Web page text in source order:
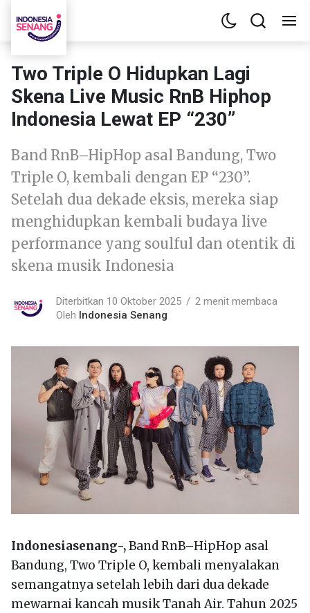
Two Triple O Hidupkan Lagi
Skena Live Music RnB Hiphop
Indonesia Lewat EP “230”
Band RnB–HipHop asal Bandung, Two
Triple O, kembali dengan EP “230”.
Setelah dua dekade eksis, mereka siap
menghidupkan kembali budaya live
performance yang soulful dan otentik di
skena musik Indonesia
Diterbitkan 10 Oktober 2025
2 menit membaca
Oleh Indonesia Senang
Indonesiasenang-,Band RnB–HipHop asal
Bandung, Two Triple O, kembali menyalakan
semangatnya setelah lebih dari dua dekade
mewarnai kancah musik Tanah Air. Tahun 2025